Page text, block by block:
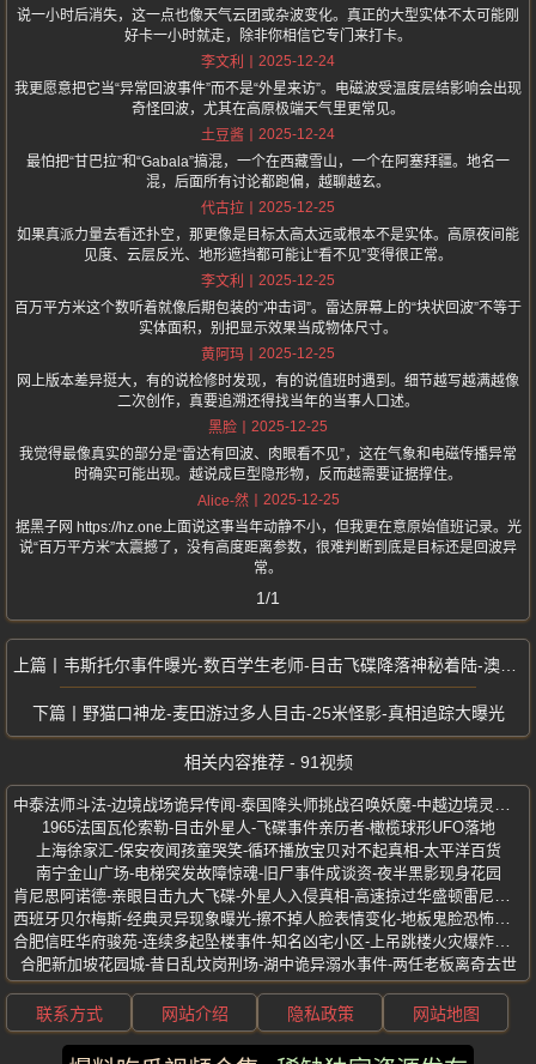
说一小时后消失，这一点也像天气云团或杂波变化。真正的大型实体不太可能刚
好卡一小时就走，除非你相信它专门来打卡。
李文利
2025-12-24
我更愿意把它当“异常回波事件”而不是“外星来访”。电磁波受温度层结影响会出现
奇怪回波，尤其在高原极端天气里更常见。
土豆酱
2025-12-24
最怕把“甘巴拉”和“Gabala”搞混，一个在西藏雪山，一个在阿塞拜疆。地名一
混，后面所有讨论都跑偏，越聊越玄。
代古拉
2025-12-25
如果真派力量去看还扑空，那更像是目标太高太远或根本不是实体。高原夜间能
见度、云层反光、地形遮挡都可能让“看不见”变得很正常。
李文利
2025-12-25
百万平方米这个数听着就像后期包装的“冲击词”。雷达屏幕上的“块状回波”不等于
实体面积，别把显示效果当成物体尺寸。
黄阿玛
2025-12-25
网上版本差异挺大，有的说检修时发现，有的说值班时遇到。细节越写越满越像
二次创作，真要追溯还得找当年的当事人口述。
黑脸
2025-12-25
我觉得最像真实的部分是“雷达有回波、肉眼看不见”，这在气象和电磁传播异常
时确实可能出现。越说成巨型隐形物，反而越需要证据撑住。
Alice-然
2025-12-25
据黑子网 https://hz.one上面说这事当年动静不小，但我更在意原始值班记录。光
说“百万平方米”太震撼了，没有高度距离参数，很难判断到底是目标还是回波异
常。
1/1
韦斯托尔事件曝光-数百学生老师-目击飞碟降落神秘着陆-澳大利亚墨尔本
野猫口神龙-麦田游过多人目击-25米怪影-真相追踪大曝光
相关内容推荐 - 91视频
1965法国瓦伦索勒-目击外星人-飞碟事件亲历者-橄榄球形UFO落地
上海徐家汇-保安夜闻孩童哭笑-循环播放宝贝对不起真相-太平洋百货
南宁金山广场-电梯突发故障惊魂-旧尸事件成谈资-夜半黑影现身花园
合肥新加坡花园城-昔日乱坟岗刑场-湖中诡异溺水事件-两任老板离奇去世
联系方式 网站介绍 隐私政策 网站地图